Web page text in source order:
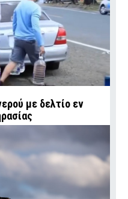
με δελτίο εν